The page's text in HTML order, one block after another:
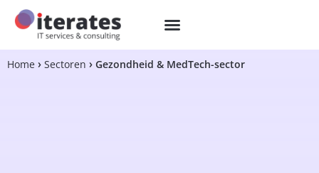
Home Sectoren Gezondheid & MedTech-sector